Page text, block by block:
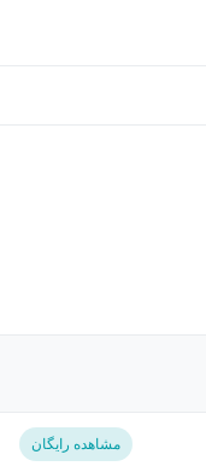
مشاهده رایگان